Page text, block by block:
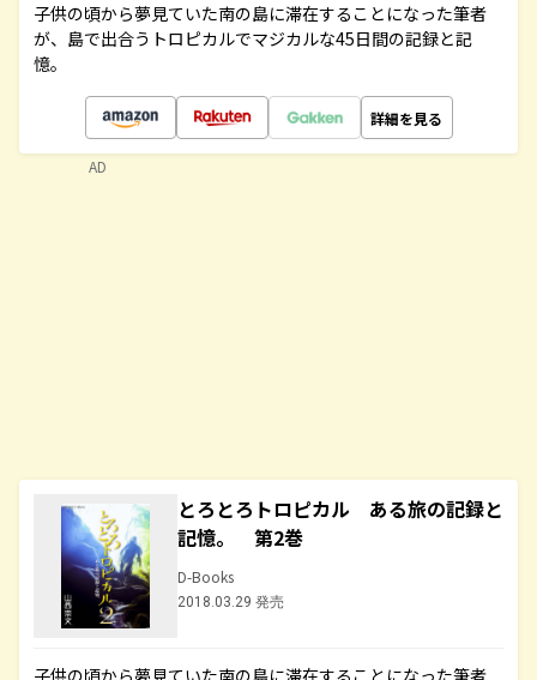
子供の頃から夢見ていた南の島に滞在することになった筆者
が、島で出合うトロピカルでマジカルな45日間の記録と記
憶。
詳細を見る
とろとろトロピカル ある旅の記録と
記憶。 第2巻
D-Books
2018.03.29 発売
子供の頃から夢見ていた南の島に滞在することになった筆者
AD